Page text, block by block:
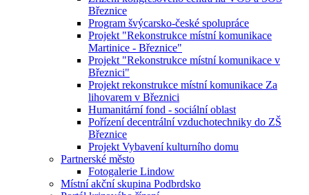
Březnice
Program švýcarsko-české spolupráce
Projekt "Rekonstrukce místní komunikace
Martinice - Březnice"
Projekt "Rekonstrukce místní komunikace v
Březnici"
Projekt rekonstrukce místní komunikace Za
lihovarem v Březnici
Humanitární fond - sociální oblast
Pořízení decentrální vzduchotechniky do ZŠ
Březnice
Projekt Vybavení kulturního domu
Partnerské město
Fotogalerie Lindow
Místní akční skupina Podbrdsko